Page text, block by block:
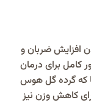
افزایش ضربان و
کامل برای درمان
که گرده گل هوس
کاهش وزن نیز